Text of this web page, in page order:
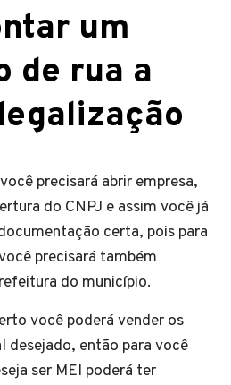
um
de rua a
precisará abrir empresa,
do CNPJ e assim você já
certa, pois para
precisará também
do município.
você poderá vender os
desejado, então para você
ser MEI poderá ter